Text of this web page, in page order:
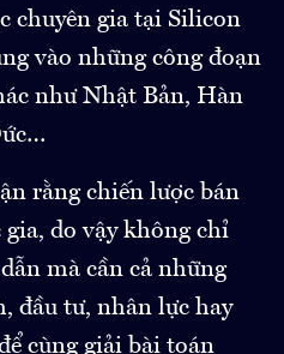
chuyên gia tại Silicon
vào những công đoạn
như Nhật Bản, Hàn
rằng chiến lược bán
do vậy không chỉ
mà cần cả những
đầu tư, nhân lực hay
cùng giải bài toán